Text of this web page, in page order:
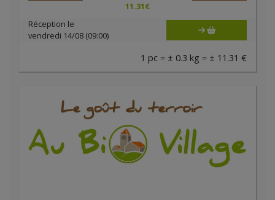
11.31€
Réception le
vendredi 14/08 (09:00)
1 pc = ± 0.3 kg = ± 11.31 €